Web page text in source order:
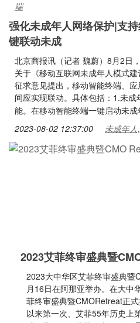
端
强化未成年人网络保护|支
键联动未成
北京商报讯（记者 魏蔚）8月2日
关于《移动互联网未成年人模式
征求意见提出，移动智能终端、
间应实现联动。具体包括：1.未
能。在移动智能终端一键启动未
2023-08-02 12:37:00 未成年
2023艾菲终审盛典暨
2023大中华区艾菲终审盛典暨
月16日在阿那亚举办。在大中
菲终审盛典暨CMORetreat正
以来第一次、艾菲55年历史上